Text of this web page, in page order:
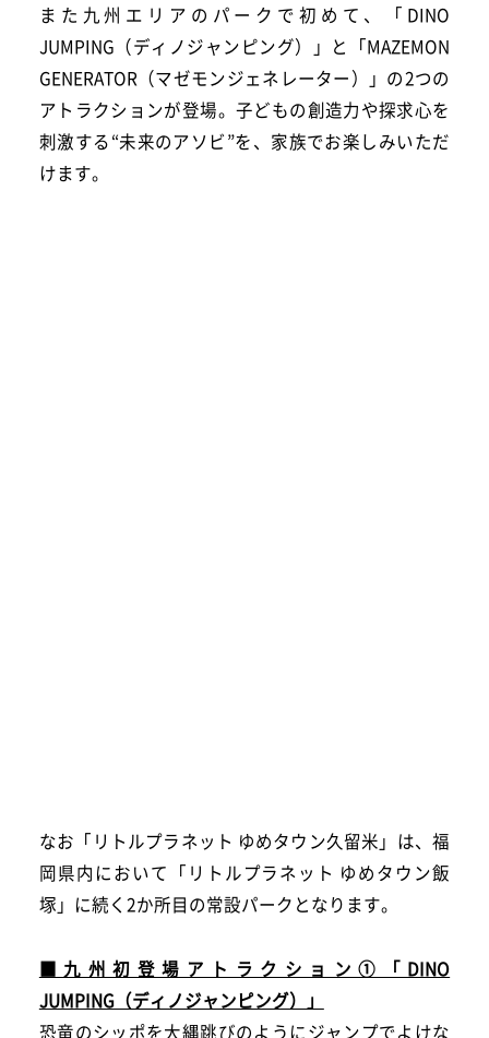
また九州エリアのパークで初めて、「DINO
JUMPING（ディノジャンピング）」と「MAZEMON
GENERATOR（マゼモンジェネレーター）」の2つの
アトラクションが登場。子どもの創造力や探求心を
刺激する“未来のアソビ”を、家族でお楽しみいただ
けます。
なお「リトルプラネット ゆめタウン久留米」は、福
岡県内において「リトルプラネット ゆめタウン飯
塚」に続く2か所目の常設パークとなります。
■九州初登場アトラクション①「DINO
JUMPING（ディノジャンピング）」
恐竜のシッポを大縄跳びのようにジャンプでよけな